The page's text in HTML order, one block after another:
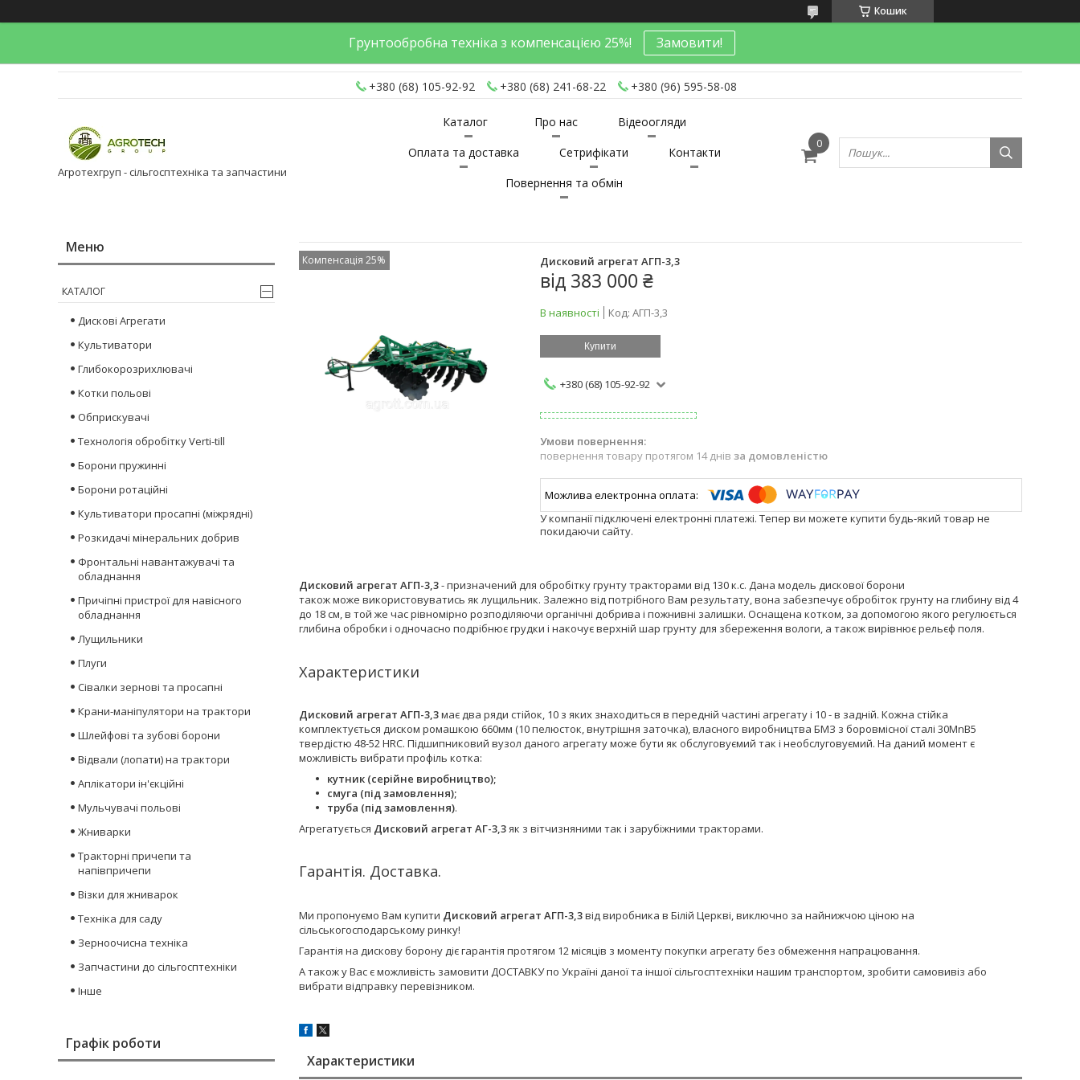
Кошик
Грунтообробна техніка з компенсацією 25%! Замовити!
+380 (68) 105-92-92 +380 (68) 241-68-22 +380 (96) 595-58-08
Агротехгруп - сільгосптехніка та запчастини
Каталог Про нас
Відеоогляди
Оплата та доставка
Сетрифікати
Контакти
Повернення та обмін
Компенсація 25% Дисковий агрегат АГП-3,3
від 383 000 ₴
В наявності Код: АГП-3,3
Купити
+380 (68) 105-92-92
повернення товару протягом 14 днів за домовленістю
У компанії підключені електронні платежі. Тепер ви можете купити будь-який товар не
покидаючи сайту.
Дисковий агрегат АГП-3,3- призначений для обробітку грунту тракторами від 130 к.с. Дана модель дискової борони
також може використовуватись як лущильник. Залежно від потрібного Вам результату, вона забезпечує обробіток грунту на глибину від 4
до 18 см, в той же час рівномірно розподіляючи органічні добрива і пожнивні залишки. Оснащена котком, за допомогою якого регулюється
глибина обробки і одночасно подрібнює грудки і накочує верхній шар грунту для збереження вологи, а також вирівнює рельєф поля.
Характеристики
Дисковий агрегат АГП-3,3має два ряди стійок, 10 з яких знаходиться в передній частині агрегату і 10 - в задній. Кожна стійка
комплектується диском ромашкою 660мм (10 пелюсток, внутрішня заточка), власного виробництва БМЗ з боровмісної сталі 30MnB5
твердістю 48-52 HRC. Підшипниковий вузол даного агрегату може бути як обслуговуємий так і необслуговуємий. На даний момент є
можливість вибрати профіль котка:
кутник (серійне виробництво);
смуга (під замовлення);
труба (під замовлення).
Агрегатується Дисковий агрегат АГ-3,3як з вітчизняними так і зарубіжними тракторами.
Гарантія. Доставка.
Ми пропонуємо Вам купити Дисковий агрегат АГП-3,3від виробника в Білій Церкві, виключно за найнижчою ціною на
сільськогосподарському ринку!
Гарантія на дискову борону діє гарантія протягом 12 місяців з моменту покупки агрегату без обмеження напрацювання.
А також у Вас є можливість замовити ДОСТАВКУ по Україні даної та іншої сільгосптехніки нашим транспортом, зробити самовивіз або
вибрати відправку перевізником.
Характеристики
КАТАЛОГ
Дискові Агрегати
Культиватори
Глибокорозрихлювачі
Котки польові
Обприскувачі
Технологія обробітку Verti-till
Борони пружинні
Борони ротаційні
Культиватори просапні (міжрядні)
Розкидачі мінеральних добрив
Фронтальні навантажувачі та
обладнання
Причіпні пристрої для навісного
обладнання
Лущильники
Плуги
Сівалки зернові та просапні
Крани-маніпулятори на трактори
Шлейфові та зубові борони
Відвали (лопати) на трактори
Аплікатори ін'єкційні
Мульчувачі польові
Жниварки
Тракторні причепи та
напівпричепи
Візки для жниварок
Техніка для саду
Зерноочисна техніка
Запчастини до сільгосптехніки
Інше
Графік роботи